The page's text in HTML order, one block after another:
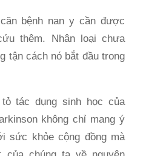
bệnh nan y cần được
thêm. Nhân loại chưa
tận cách nó bắt đầu trong
tác dụng sinh học của
không chỉ mang ý
sức khỏe cộng đồng mà